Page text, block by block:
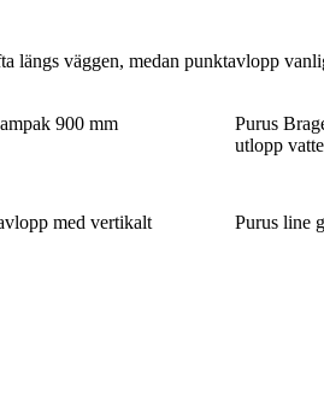
längs väggen, medan punktavlopp
900 mm
Purus
utlopp
med vertikalt
Purus line